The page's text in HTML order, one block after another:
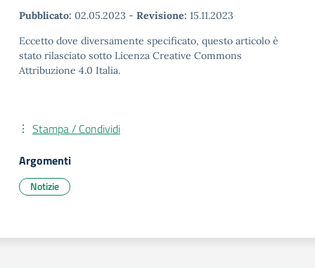
Pubblicato: 02.05.2023 - Revisione: 15.11.2023
Eccetto dove diversamente specificato, questo articolo è
stato rilasciato sotto Licenza Creative Commons
Attribuzione 4.0 Italia.
Stampa / Condividi
Argomenti
Notizie